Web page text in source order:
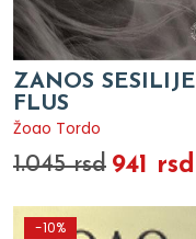
ZANOS SESILIJE
FLUS
Žoao Tordo
1.045 rsd 941 rsd
-10%